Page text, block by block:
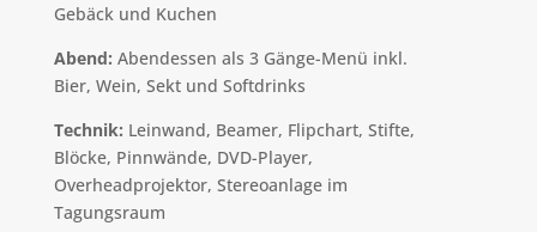
Gebäck und Kuchen
Abend: Abendessen als 3 Gänge-Menü inkl.
Bier, Wein, Sekt und Softdrinks
Technik: Leinwand, Beamer, Flipchart, Stifte,
Blöcke, Pinnwände, DVD-Player,
Overheadprojektor, Stereoanlage im
Tagungsraum